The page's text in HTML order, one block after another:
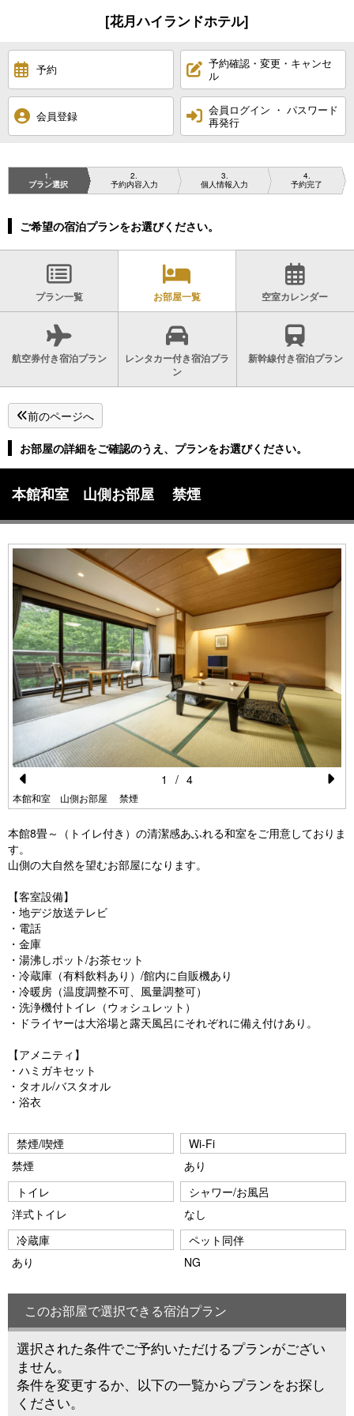
[花月ハイランドホテル]
予約
予約確認・変更・キャンセ
ル
会員登録
会員ログイン ・ パスワード
再発行
1
プラン選択
2
予約内容入力
3
個人情報入力
4
予約完了
ご希望の宿泊プランをお選びください。
プラン一覧 お部屋一覧 空室カレンダー
航空券付き宿泊プラン
レンタカー付き宿泊プラ
ン
新幹線付き宿泊プラン
前のページへ
お部屋の詳細をご確認のうえ、プランをお選びください。
本館和室 山側お部屋 禁煙
Pr
vi
o
u
s
本館和室 山側お部屋 禁煙
xt
1 / 4
本館8畳～（トイレ付き）の清潔感あふれる和室をご用意しておりま
す。
山側の大自然を望むお部屋になります。
【客室設備】
・地デジ放送テレビ
・電話
・金庫
・湯沸しポット/お茶セット
・冷蔵庫（有料飲料あり）/館内に自販機あり
・冷暖房（温度調整不可、風量調整可）
・洗浄機付トイレ（ウォシュレット）
・ドライヤーは大浴場と露天風呂にそれぞれに備え付けあり。
【アメニティ】
・ハミガキセット
・タオル/バスタオル
・浴衣
禁煙/喫煙
禁煙
Wi-Fi
あり
トイレ
洋式トイレ
シャワー/お風呂
なし
冷蔵庫
あり
ペット同伴
NG
このお部屋で選択できる宿泊プラン
選択された条件でご予約いただけるプランがござい
ません。
条件を変更するか、以下の一覧からプランをお探し
ください。